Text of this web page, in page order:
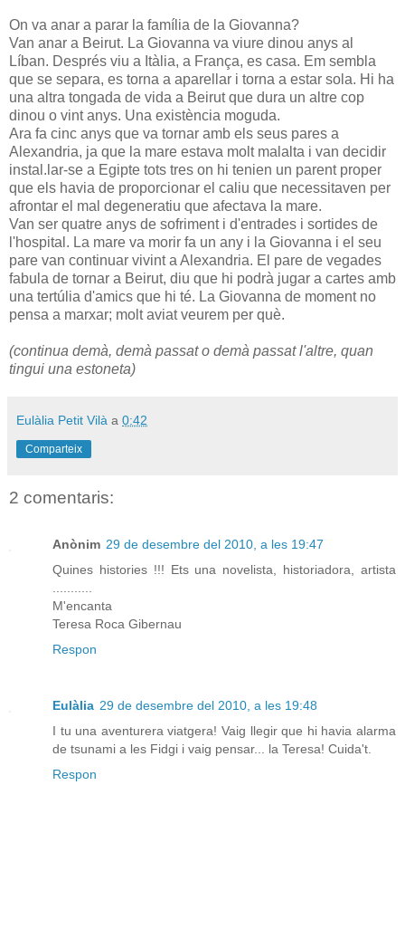
On va anar a parar la família de la Giovanna?
Van anar a Beirut. La Giovanna va viure dinou anys al
Líban. Després viu a Itàlia, a França, es casa. Em sembla
que se separa, es torna a aparellar i torna a estar sola. Hi ha
una altra tongada de vida a Beirut que dura un altre cop
dinou o vint anys. Una existència moguda.
Ara fa cinc anys que va tornar amb els seus pares a
Alexandria, ja que la mare estava molt malalta i van decidir
instal.lar-se a Egipte tots tres on hi tenien un parent proper
que els havia de proporcionar el caliu que necessitaven per
afrontar el mal degeneratiu que afectava la mare.
Van ser quatre anys de sofriment i d'entrades i sortides de
l'hospital. La mare va morir fa un any i la Giovanna i el seu
pare van continuar vivint a Alexandria. El pare de vegades
fabula de tornar a Beirut, diu que hi podrà jugar a cartes amb
una tertúlia d'amics que hi té. La Giovanna de moment no
pensa a marxar; molt aviat veurem per què.
(continua demà, demà passat o demà passat l'altre, quan
tingui una estoneta)
Eulàlia Petit Vilà a 0:42
Comparteix
2 comentaris:
Anònim 29 de desembre del 2010, a les 19:47
Quines histories !!! Ets una novelista, historiadora, artista
M'encanta
Teresa Roca Gibernau
Respon
Eulàlia 29 de desembre del 2010, a les 19:48
I tu una aventurera viatgera! Vaig llegir que hi havia alarma
de tsunami a les Fidgi i vaig pensar... la Teresa! Cuida't.
Respon